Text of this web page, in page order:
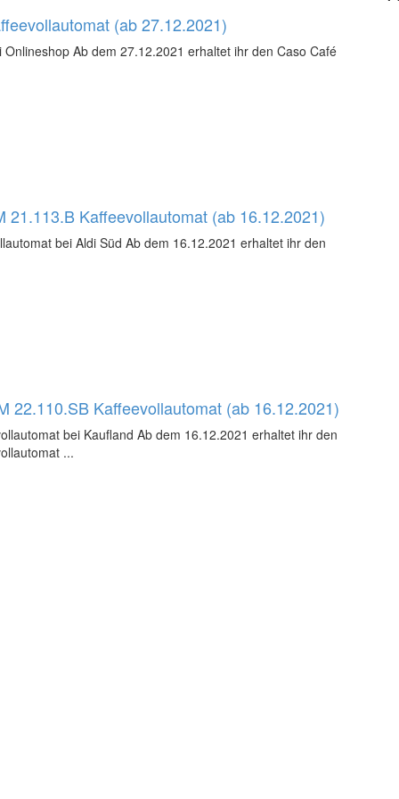
(ab 27.12.2021)
Ab dem 27.12.2021 erhaltet ihr den Caso Café
21.113.B Kaffeevollautomat (ab 16.12.2021)
bei Aldi Süd Ab dem 16.12.2021 erhaltet ihr den
22.110.SB Kaffeevollautomat (ab 16.12.2021)
bei Kaufland Ab dem 16.12.2021 erhaltet ihr den
...